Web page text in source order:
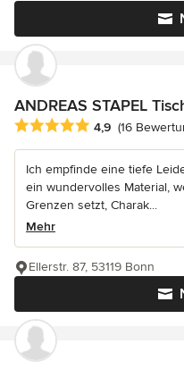
ANDREAS STAPEL
Durchschnittliche
4,9 (16
Ich empfinde eine tiefe
ein wundervolles Material,
Grenzen setzt, Charak...
Mehr
Ellerstr. 87, 53119 Bonn